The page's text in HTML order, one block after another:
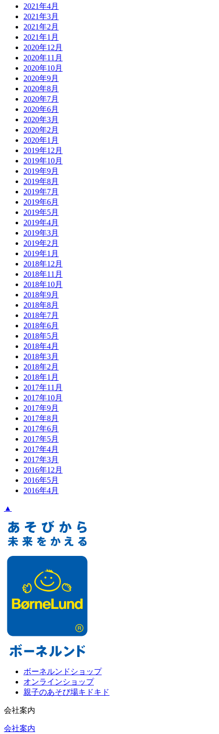
2021年4月
2021年3月
2021年2月
2021年1月
2020年12月
2020年11月
2020年10月
2020年9月
2020年8月
2020年7月
2020年6月
2020年3月
2020年2月
2020年1月
2019年12月
2019年10月
2019年9月
2019年8月
2019年7月
2019年6月
2019年5月
2019年4月
2019年3月
2019年2月
2019年1月
2018年12月
2018年11月
2018年10月
2018年9月
2018年8月
2018年7月
2018年6月
2018年5月
2018年4月
2018年3月
2018年2月
2018年1月
2017年11月
2017年10月
2017年9月
2017年8月
2017年6月
2017年5月
2017年4月
2017年3月
2016年12月
2016年5月
2016年4月
▲
ボーネルンドショップ
オンラインショップ
親子のあそび場キドキド
会社案内
会社案内